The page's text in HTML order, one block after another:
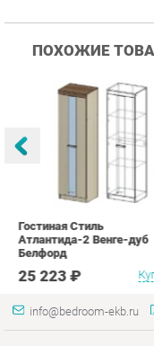
Атлантида-2 Венге-дуб
Белфорд
25 223 ₽
info@bedroom-ekb.ru
КАТАЛОГ
Матрасы
О